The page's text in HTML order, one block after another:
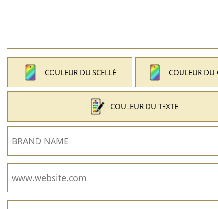
COULEUR DU SCELLÉ COULEUR DU
COULEUR DU TEXTE